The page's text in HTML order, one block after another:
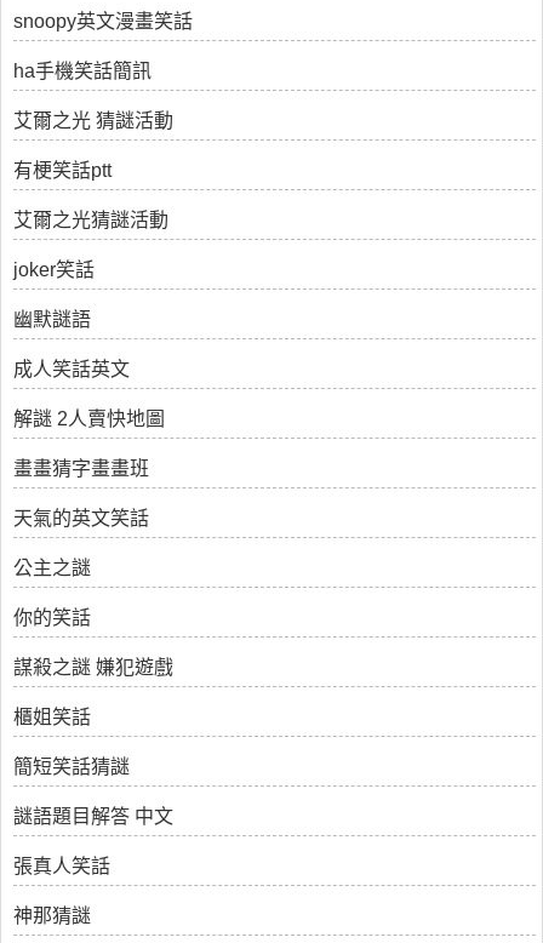
snoopy英文漫畫笑話
ha手機笑話簡訊
艾爾之光 猜謎活動
有梗笑話ptt
艾爾之光猜謎活動
joker笑話
幽默謎語
成人笑話英文
解謎 2人賣快地圖
畫畫猜字畫畫班
天氣的英文笑話
公主之謎
你的笑話
謀殺之謎 嫌犯遊戲
櫃姐笑話
簡短笑話猜謎
謎語題目解答 中文
張真人笑話
神那猜謎